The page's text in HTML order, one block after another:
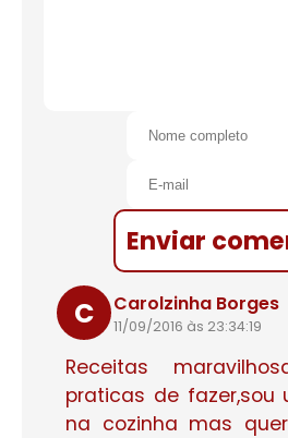
Enviar
C Carolzinha Borges
11/09/2016 às 23:34:19
Receitas
praticas de fazer,sou
na cozinha mas